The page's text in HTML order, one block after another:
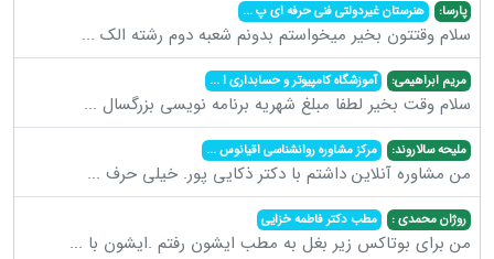
پارسا: هنرستان غیردولتی فنی حرفه ای پ...
سلام وقتتون بخیر میخواستم بدونم شعبه دوم رشته الک ...
مریم ابراهیمی: آموزشگاه کامپیوتر و حسابداری ا...
سلام وقت بخیر لطفا مبلغ شهریه برنامه نویسی بزرگسال ...
ملیحه سالاروند: مرکز مشاوره روانشناسی اقیانوس...
من مشاوره آنلاین داشتم با دکتر ذکایی پور. خیلی حرف ...
روژان محمدی : مطب دکتر فاطمه خزایی
من برای بوتاکس زیر بغل به مطب ایشون رفتم .ایشون با ...